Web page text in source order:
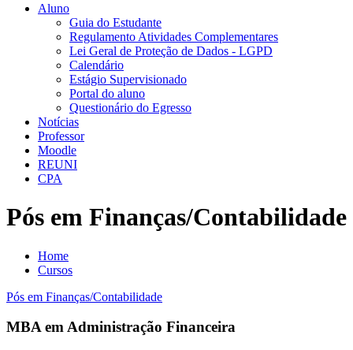
Aluno
Guia do Estudante
Regulamento Atividades Complementares
Lei Geral de Proteção de Dados - LGPD
Calendário
Estágio Supervisionado
Portal do aluno
Questionário do Egresso
Notícias
Professor
Moodle
REUNI
CPA
Pós em Finanças/Contabilidade
Home
Cursos
Pós em Finanças/Contabilidade
MBA em Administração Financeira